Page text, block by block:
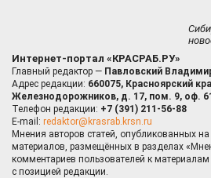
Интернет-портал «КРАСРАБ.РУ»
Главный редактор — Павловский
Адрес редакции: 660075, Красноярский
Железнодорожников, д. 17, пом. 9, оф.
Телефон редакции: +7 (391) 211-56-88
E-mail: redaktor@krasrab.krsn.ru
Мнения авторов статей, опубликованных на
материалов, размещённых в разделах
комментариев пользователей к
с позицией редакции.